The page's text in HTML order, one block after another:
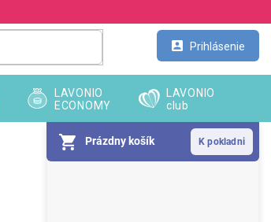
Prihlásenie
Prázdny košík
LAVONIO
ECONOMY
LAVONIO
club